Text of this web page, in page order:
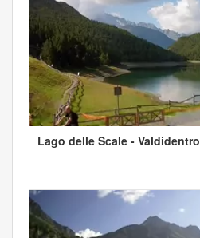
Lago delle Scale - Valdidentro